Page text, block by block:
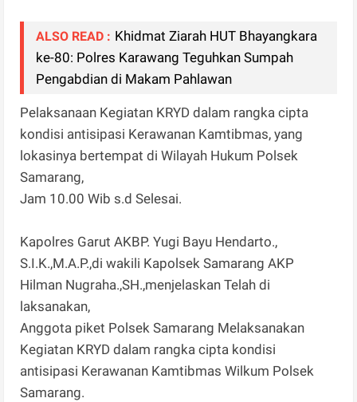
ALSO READ : Khidmat Ziarah HUT Bhayangkara
ke-80: Polres Karawang Teguhkan Sumpah
Pengabdian di Makam Pahlawan
Pelaksanaan Kegiatan KRYD dalam rangka cipta
kondisi antisipasi Kerawanan Kamtibmas, yang
lokasinya bertempat di Wilayah Hukum Polsek
Samarang,
Jam 10.00 Wib s.d Selesai.
Kapolres Garut AKBP. Yugi Bayu Hendarto.,
S.I.K.,M.A.P.,di wakili Kapolsek Samarang AKP
Hilman Nugraha.,SH.,menjelaskan Telah di
laksanakan,
Anggota piket Polsek Samarang Melaksanakan
Kegiatan KRYD dalam rangka cipta kondisi
antisipasi Kerawanan Kamtibmas Wilkum Polsek
Samarang.